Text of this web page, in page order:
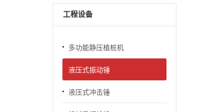
工程设备
多功能静压植桩机
液压式振动锤
液压式冲击锤